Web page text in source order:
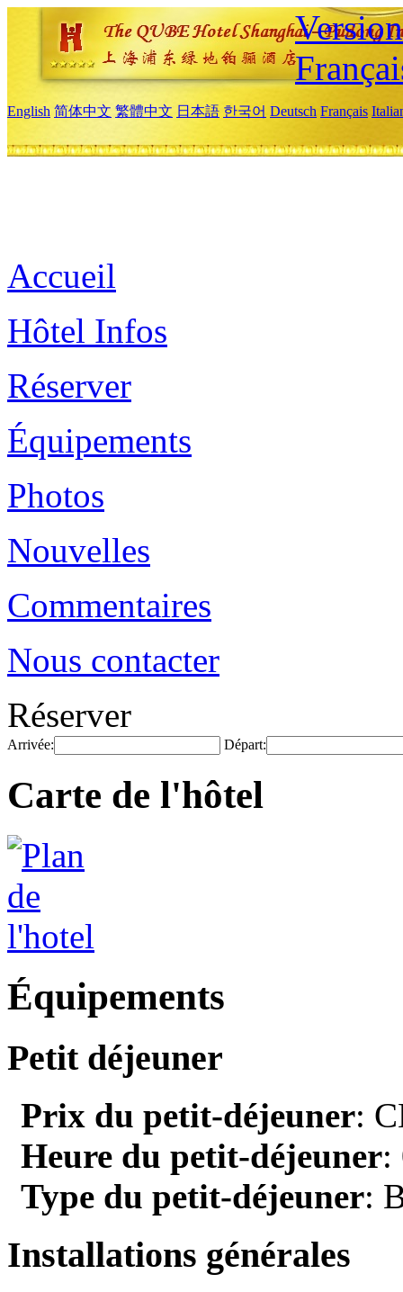
English 简体中文 繁體中文 日本語 한국어 Deutsch Français
Accueil
Hôtel Infos
Réserver
Équipements
Photos
Nouvelles
Commentaires
Nous contacter
Réserver
Arrivée: Départ:
Carte de l'hôtel
Équipements
Petit déjeuner
Prix du petit-déjeuner:
Heure du petit-déjeuner:
Type du petit-déjeuner:
Installations générales